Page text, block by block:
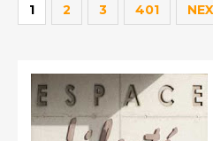
1 2 3 401